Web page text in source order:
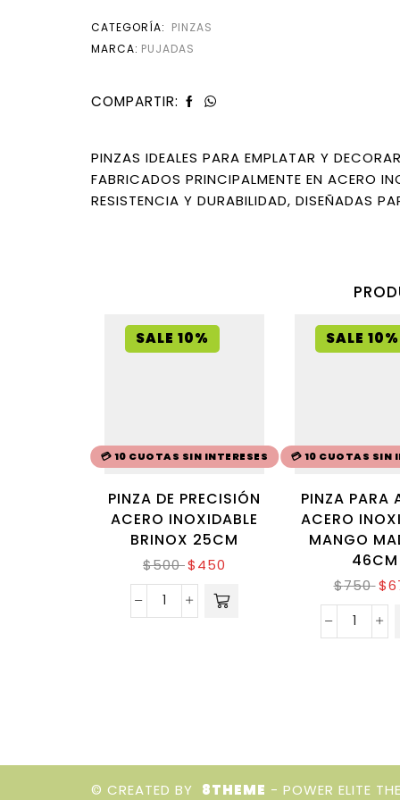
CATEGORÍA: PINZAS
MARCA: PUJADAS
COMPARTIR:
PINZAS IDEALES PARA EMPLATAR Y
FABRICADOS PRINCIPALMENTE EN ACERO
RESISTENCIA Y DURABILIDAD, DISEÑADAS
SALE 10%
💳 10 CUOTAS SIN INTERESES
PINZA DE PRECISIÓN
ACERO INOXIDABLE
BRINOX 25CM
$500 $450
SALE 10%
💳 10 CUOTAS SIN
PINZA PARA
ACERO
MANGO
46CM
$750 $
© CREATED BY 8THEME - POWER ELITE